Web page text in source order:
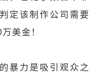
定该制作公司需要
美金！
暴力是吸引观众之